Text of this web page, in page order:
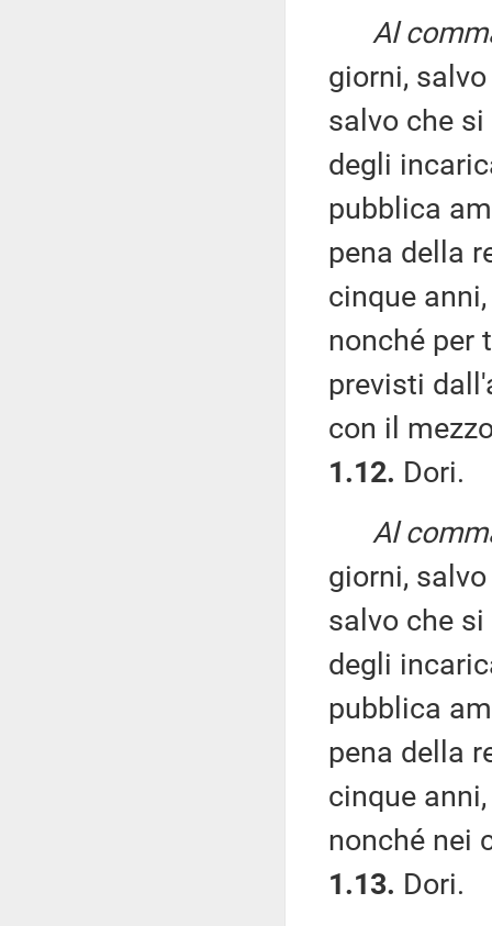
Al
giorni,
salvo che
degli
pubblica
pena della
cinque
nonché per
previsti
con il
1.12. Dori.
Al
giorni,
salvo che
degli
pubblica
pena della
cinque
nonché nei
1.13. Dori.